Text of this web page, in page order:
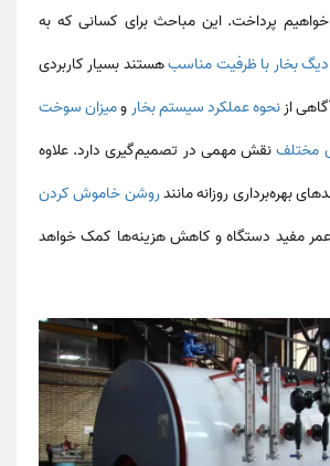
پرداخت. این مباحث برای کسانی که به
دیگ بخار با ظرفیت مناسبهستند بسیار کاربردی
ازنحوه عملکرد سیستم بخارومیزان سوخت
مختلفنقش مهمی در تصمیم‌گیری دارد. علاوه
بهره‌برداری روزانه مانندروشن خاموش کردن
عمر مفید دستگاه و کاهش هزینه‌ها کمک خواهد